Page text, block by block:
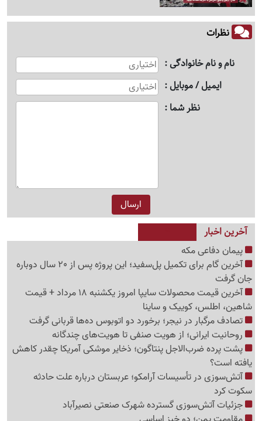
نظرات
نام و نام خانوادگی
ایمیل / موبایل
نظر شما
آخرین اخبار
پیمان دفاعی مکه
آخرین گام برای تکمیل پل‌سفید؛ این پروژه پس از 20 سال دوباره
جان گرفت
آخرین قیمت محصولات سایپا امروز یکشنبه 18 مرداد + قیمت
شاهین، اطلس، کوییک و ساینا
تصادف مرگبار در نیجر؛ برخورد دو اتوبوس ده‌ها قربانی گرفت
روحانیت ایرانی؛ از هویت صنفی تا هویت‌های چندگانه
پشت پرده ضرب‌الاجل پنتاگون؛ ذخایر موشکی آمریکا چقدر کاهش
یافته است؟
آتش‌سوزی در تأسیسات آرامکو؛ عربستان درباره علت حادثه
سکوت کرد
جزئیات آتش‌سوزی گسترده شهرک صنعتی نصیرآباد